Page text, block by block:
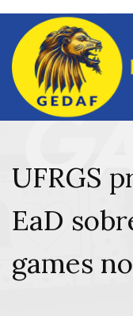
UFRGS
EaD
games